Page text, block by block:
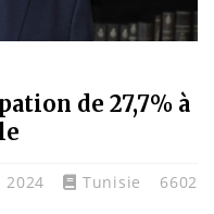
de 27,7% à
Tunisie
6602